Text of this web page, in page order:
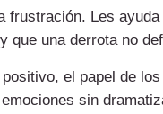
frustración. Les
que una derrota no
el papel de
sin